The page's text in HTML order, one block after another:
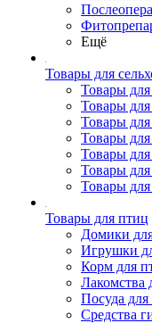
Ещё
Товары для
Товары для
Товары для
Товары
Товары
Товары
Товары для
Товары
Товары для птиц
Домики
Игрушки
Корм для
Лакомства
Посуда для
Средства